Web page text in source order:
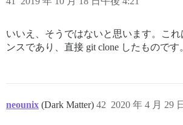
いいえ、そうではないと思います。こ
ンスであり、直接 git clone したものです
neounix (Dark Matter) 2020 年 4 月 29
42